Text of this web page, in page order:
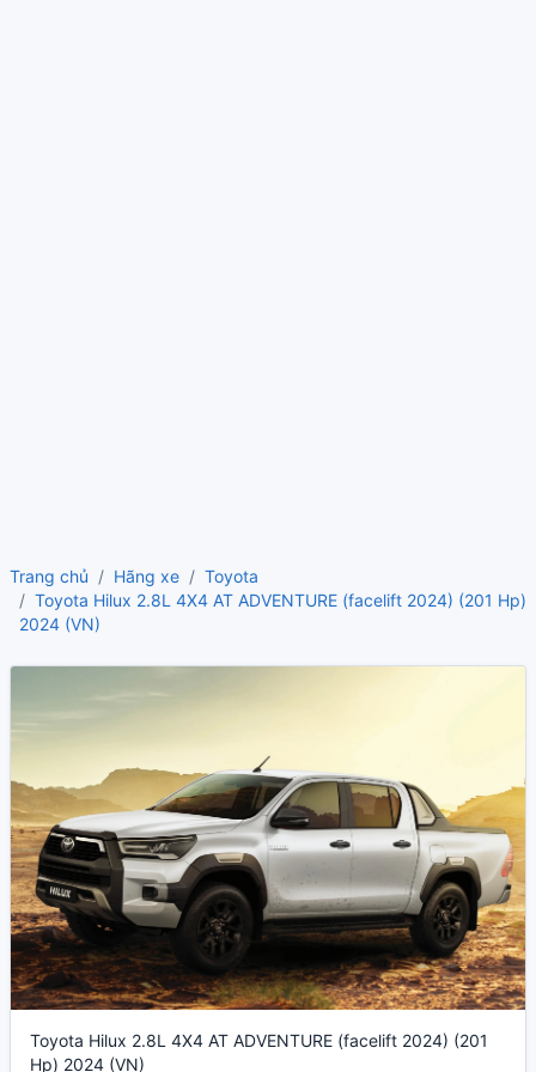
Trang chủ Hãng xe
Toyota
Toyota Hilux 2.8L 4X4 AT ADVENTURE (facelift 2024) (201 Hp)
2024 (VN)
Toyota Hilux 2.8L 4X4 AT ADVENTURE (facelift 2024) (201
Hp) 2024 (VN)